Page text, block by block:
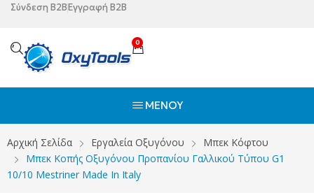
Σύνδεση B2BΕγγραφή B2B
0
ΜΕΝΟΎ
Αρχική Σελίδα Εργαλεία Οξυγόνου
Μπεκ Κόφτου
Μπεκ Κοπής Οξυγόνου Προπανίου Γαλλικού Τύπου G1
10/10 Mestriner Made In Italy